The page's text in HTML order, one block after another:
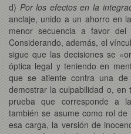
d) Por los efectos en la
anclaje, unido a un ahorro en
menor secuencia a favor
Considerando, además, el
sigue que las decisiones se
óptica legal y teniendo en
que se atiente contra una
demostrar la culpabilidad o,
prueba que corresponde a
también se asume como rol
esa carga, la versión de